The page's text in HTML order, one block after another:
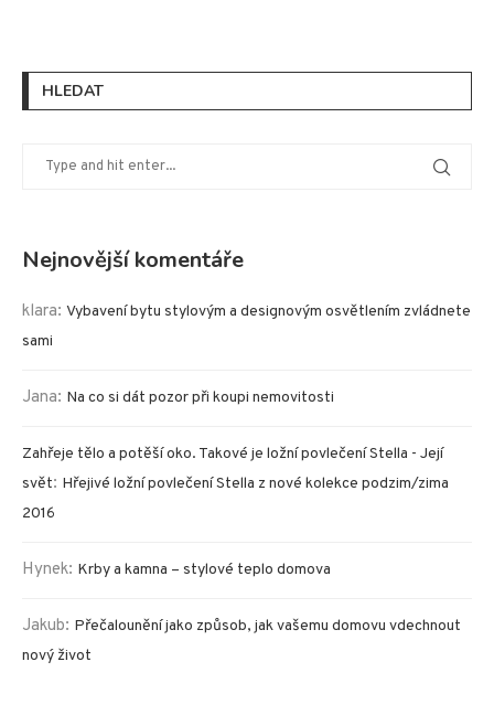
HLEDAT
Nejnovější komentáře
klara: Vybavení bytu stylovým a designovým osvětlením zvládnete
sami
Jana: Na co si dát pozor při koupi nemovitosti
Zahřeje tělo a potěší oko. Takové je ložní povlečení Stella - Její
svět: Hřejivé ložní povlečení Stella z nové kolekce podzim/zima
2016
Hynek: Krby a kamna – stylové teplo domova
Jakub: Přečalounění jako způsob, jak vašemu domovu vdechnout
nový život